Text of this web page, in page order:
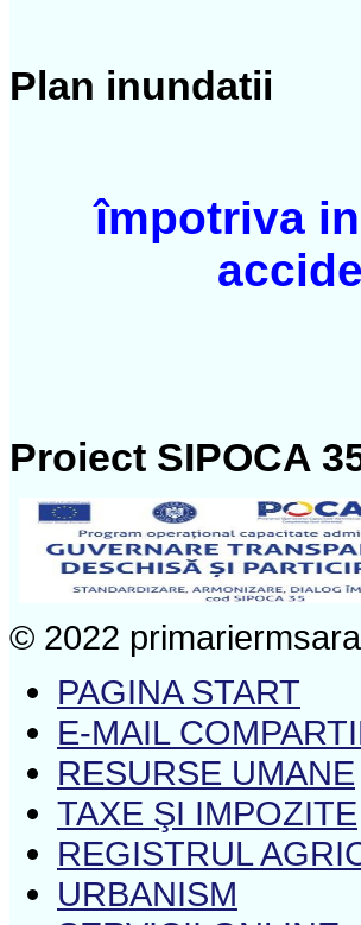
Plan inundatii
împotriva
Proiect SIPOCA
© 2022
PAGINA START
E-MAIL
RESURSE UMANE
TAXE ŞI IMPOZITE
REGISTRUL
URBANISM